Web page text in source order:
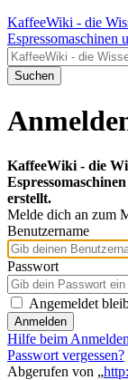
KaffeeWiki - die
Espressomaschinen
Suchen
KaffeeWiki - die
erstellt.
Melde dich an zum
Benutzername
Passwort
Angemeldet
Anmelden
Hilfe beim Anmelden
Passwort vergessen?
Abgerufen von „